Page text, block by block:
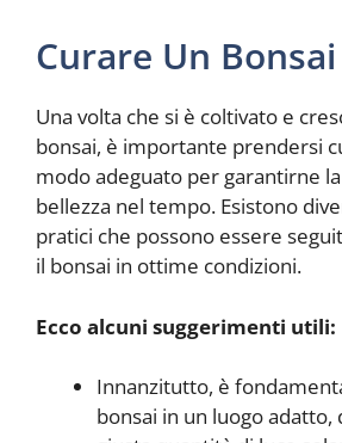
Curare Un Bonsai
Una volta che si è coltivato e
bonsai, è importante prendersi
modo adeguato per garantirne
bellezza nel tempo. Esistono
pratici che possono essere
il bonsai in ottime condizioni.
Ecco alcuni suggerimenti utili:
Innanzitutto, è
bonsai in un luogo adatto,